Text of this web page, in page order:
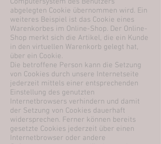
abgelegten Cookie übernommen wird. Ein
weiteres Beispiel ist das Cookie eines
Warenkorbes im Online-Shop. Der Online-
Shop merkt sich die Artikel, die ein Kunde
in den virtuellen Warenkorb gelegt hat,
über ein Cookie.
Die betroffene Person kann die Setzung
von Cookies durch unsere Internetseite
jederzeit mittels einer entsprechenden
Einstellung des genutzten
Internetbrowsers verhindern und damit
der Setzung von Cookies dauerhaft
widersprechen. Ferner können bereits
gesetzte Cookies jederzeit über einen
Internetbrowser oder andere